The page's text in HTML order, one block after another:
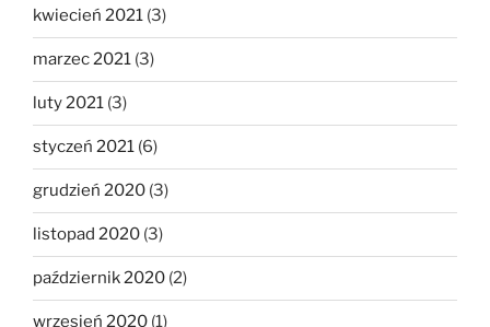
kwiecień 2021 (3)
marzec 2021 (3)
luty 2021 (3)
styczeń 2021 (6)
grudzień 2020 (3)
listopad 2020 (3)
październik 2020 (2)
wrzesień 2020 (1)